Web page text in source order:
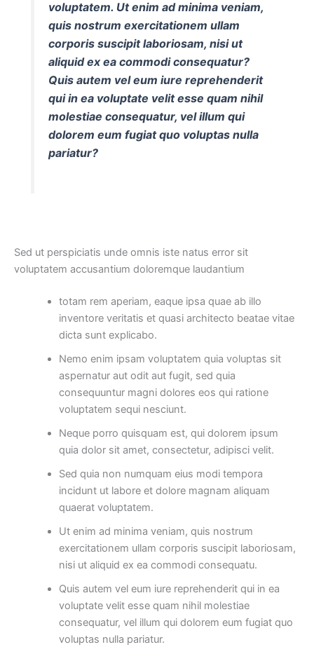
voluptatem. Ut enim ad minima veniam,
quis nostrum exercitationem ullam
corporis suscipit laboriosam, nisi ut
aliquid ex ea commodi consequatur?
Quis autem vel eum iure reprehenderit
qui in ea voluptate velit esse quam nihil
molestiae consequatur, vel illum qui
dolorem eum fugiat quo voluptas nulla
pariatur?
Sed ut perspiciatis unde omnis iste natus error sit
voluptatem accusantium doloremque laudantium
totam rem aperiam, eaque ipsa quae ab illo
inventore veritatis et quasi architecto beatae vitae
dicta sunt explicabo.
Nemo enim ipsam voluptatem quia voluptas sit
aspernatur aut odit aut fugit, sed quia
consequuntur magni dolores eos qui ratione
voluptatem sequi nesciunt.
Neque porro quisquam est, qui dolorem ipsum
quia dolor sit amet, consectetur, adipisci velit.
Sed quia non numquam eius modi tempora
incidunt ut labore et dolore magnam aliquam
quaerat voluptatem.
Ut enim ad minima veniam, quis nostrum
exercitationem ullam corporis suscipit laboriosam,
nisi ut aliquid ex ea commodi consequatu.
Quis autem vel eum iure reprehenderit qui in ea
voluptate velit esse quam nihil molestiae
consequatur, vel illum qui dolorem eum fugiat quo
voluptas nulla pariatur.